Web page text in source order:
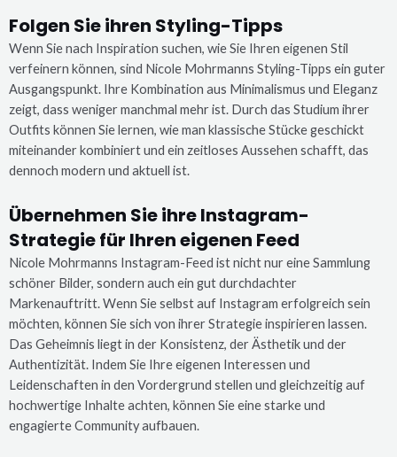
Folgen Sie ihren Styling-Tipps
Wenn Sie nach Inspiration suchen, wie Sie Ihren eigenen Stil
verfeinern können, sind Nicole Mohrmanns Styling-Tipps ein guter
Ausgangspunkt. Ihre Kombination aus Minimalismus und Eleganz
zeigt, dass weniger manchmal mehr ist. Durch das Studium ihrer
Outfits können Sie lernen, wie man klassische Stücke geschickt
miteinander kombiniert und ein zeitloses Aussehen schafft, das
dennoch modern und aktuell ist.
Übernehmen Sie ihre Instagram-
Strategie für Ihren eigenen Feed
Nicole Mohrmanns Instagram-Feed ist nicht nur eine Sammlung
schöner Bilder, sondern auch ein gut durchdachter
Markenauftritt. Wenn Sie selbst auf Instagram erfolgreich sein
möchten, können Sie sich von ihrer Strategie inspirieren lassen.
Das Geheimnis liegt in der Konsistenz, der Ästhetik und der
Authentizität. Indem Sie Ihre eigenen Interessen und
Leidenschaften in den Vordergrund stellen und gleichzeitig auf
hochwertige Inhalte achten, können Sie eine starke und
engagierte Community aufbauen.